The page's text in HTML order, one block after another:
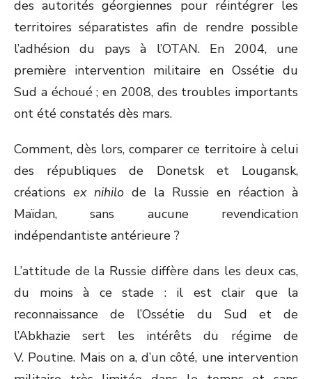
des autorités géorgiennes pour réintégrer les
territoires séparatistes afin de rendre possible
l’adhésion du pays à l’OTAN. En 2004, une
première intervention militaire en Ossétie du
Sud a échoué ; en 2008, des troubles importants
ont été constatés dès mars.
Comment, dès lors, comparer ce territoire à celui
des républiques de Donetsk et Lougansk,
créations ex nihilo de la Russie en réaction à
Maïdan, sans aucune revendication
indépendantiste antérieure ?
L’attitude de la Russie diffère dans les deux cas,
du moins à ce stade : il est clair que la
reconnaissance de l’Ossétie du Sud et de
l’Abkhazie sert les intérêts du régime de
V. Poutine. Mais on a, d’un côté, une intervention